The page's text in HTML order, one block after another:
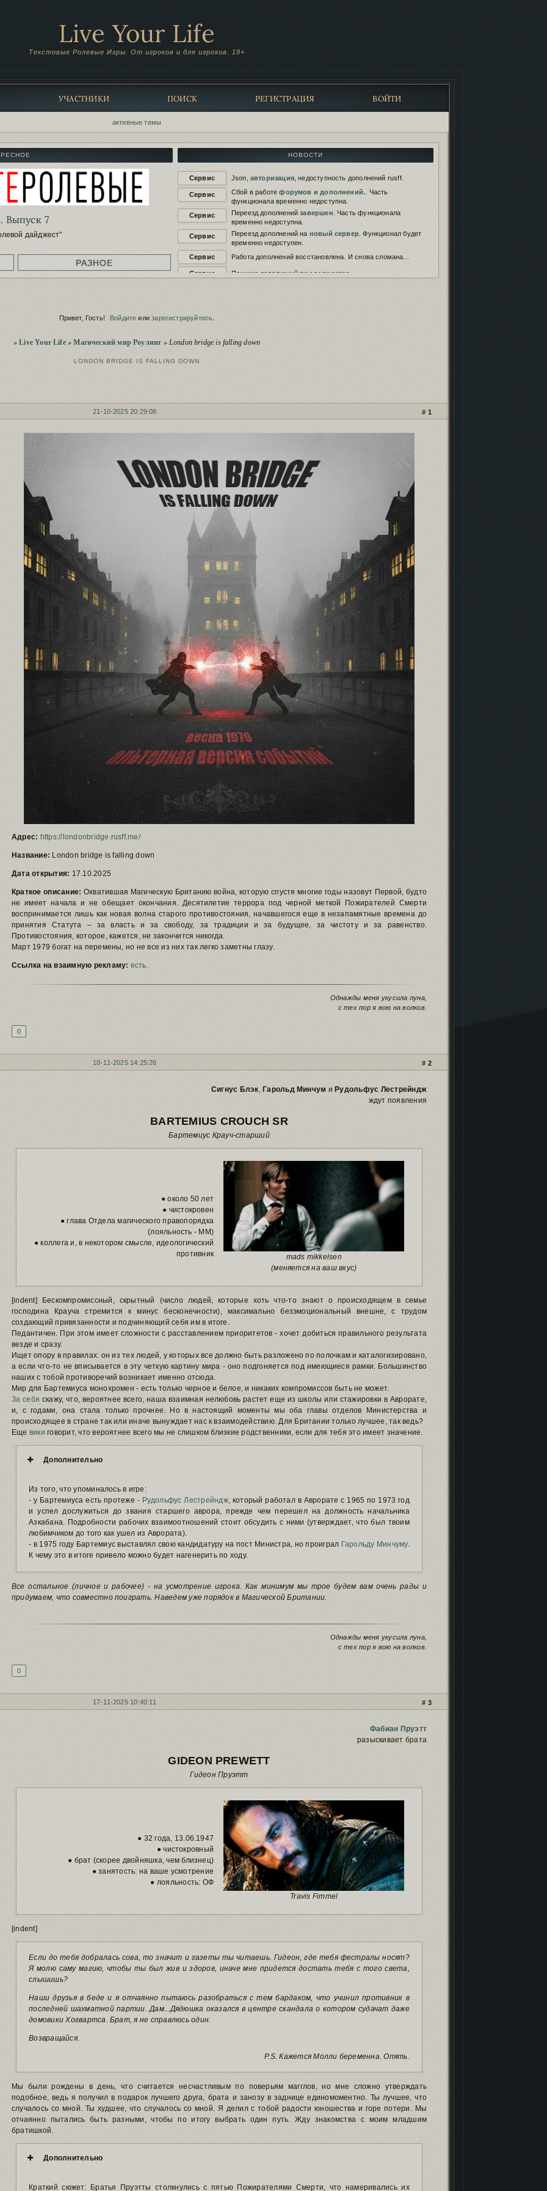
Live Your Life
Текстовые Ролевые Игры. От игроков и для игроков. 18+
УЧАСТНИКИ ПОИСК РЕГИСТРАЦИЯ ВОЙТИ
активные темы
НОВОСТИ
Сервис Json, авторизация, недоступность дополнений rusff.
Сервис Сбой в работефорумов и дополнений. . Часть
функционала временно недоступна.
Сервис
Переезд дополненийзавершен . Часть функционала
временно недоступна.
Сервис
Переезд дополнений на новый сервер . Функционал будет
временно недоступен.
Сервис
Работа дополнений восстановлена. И снова сломана...
Сервис Починка дополненийпродолжается
Сервис Чистка заброшенных форумов
Выпуск 7
дайджест"
РАЗНОЕ
Привет, Гость! Войдите илизарегистрируйтесь
»Live Your Life »Магический мир Роулинг » London bridge is falling down
LONDON BRIDGE IS FALLING DOWN
1
21-10-2025 20:29:08
Адрес: https://londonbridge.rusff.me/
Название: London bridge is falling down
Дата открытия: 17.10.2025
Краткое описание: Охватившая Магическую Британию война, которую спустя многие годы назовут Первой, будто
не имеет начала и не обещает окончания. Десятилетие террора под черной меткой Пожирателей Смерти
воспринимается лишь как новая волна старого противостояния, начавшегося еще в незапамятные времена до
принятия Статута – за власть и за свободу, за традиции и за будущее, за чистоту и за равенство.
Противостояния, которое, кажется, не закончится никогда.
Март 1979 богат на перемены, но не все из них так легко заметны глазу.
Ссылка на взаимную рекламу: есть.
Однажды меня укусила луна,
с тех пор я вою на волков.
0
2
10-11-2025 14:25:26
Сигнус Блэк, Гарольд Минчум и Рудольфус Лестрейндж
ждут появления
BARTEMIUS CROUCH SR
Бартемиус Крауч-старший
● около 50 лет
● чистокровен
● глава Отдела магического правопорядка
(лояльность - ММ)
● коллега и, в некотором смысле, идеологический
противник
mads mikkelsen
(меняется на ваш вкус)
[indent] Бескомпромиссный, скрытный (число людей, которые хоть что-то знают о происходящем в семье
господина Крауча стремится к минус бесконечности), максимально безэмоциональный внешне, с трудом
создающий привязанности и подчиняющий себя им в итоге.
Педантичен. При этом имеет сложности с расставлением приоритетов - хочет добиться правильного результата
везде и сразу.
Ищет опору в правилах: он из тех людей, у которых все должно быть разложено по полочкам и каталогизировано,
а если что-то не вписывается в эту четкую картину мира - оно подгоняется под имеющиеся рамки. Большинство
наших с тобой противоречий возникает именно отсюда.
Мир для Бартемиуса монохромен - есть только черное и белое, и никаких компромиссов быть не может.
За себя скажу, что, вероятнее всего, наша взаимная нелюбовь растет еще из школы или стажировки в Аврорате,
и, с годами, она стала только прочнее. Но в настоящий моменты мы оба главы отделов Министерства и
происходящее в стране так или иначе вынуждает нас к взаимодействию. Для Британии только лучшее, так ведь?
Еще вики говорит, что вероятнее всего мы не слишком близкие родственники, если для тебя это имеет значение.
Дополнительно
Из того, что упоминалось в игре:
- у Бартемиуса есть протеже - Рудольфус Лестрейндж, который работал в Аврорате с 1965 по 1973 год
и успел дослужиться до звания старшего аврора, прежде чем перешел на должность начальника
Азкабана. Подробности рабочих взаимоотношений стоит обсудить с ними (утверждает, что был твоим
любимчиком до того как ушел из Аврората).
- в 1975 году Бартемиус выставлял свою кандидатуру на пост Министра, но проиграл Гарольду Минчуму.
К чему это в итоге привело можно будет нагенерить по ходу.
Все остальное (личное и рабочее) - на усмотрение игрока. Как минимум мы трое будем вам очень рады и
придумаем, что совместно поиграть. Наведем уже порядок в Магической Британии.
Однажды меня укусила луна,
с тех пор я вою на волков.
0
3
17-11-2025 10:40:11
Фабиан Пруэтт
разыскивает брата
GIDEON PREWETT
Гидеон Пруэтт
● 32 года, 13.06.1947
● чистокровный
● брат (скорее двойняшка, чем близнец)
● занятость: на ваше усмотрение
● лояльность: ОФ
Travis Fimmel
[indent]
Если до тебя добралась сова, то значит и газеты ты читаешь. Гидеон, где тебя фестралы носят?
Я молю саму магию, чтобы ты был жив и здоров, иначе мне придется достать тебя с того света,
слышишь?
Наши друзья в беде и я отчаянно пытаюсь разобраться с тем бардаком, что учинил противник в
последней шахматной партии. Дам...Дядюшка оказался в центре скандала о котором судачат даже
домовики Хогвартса. Брат, я не справлюсь один.
Возвращайся.
P.S. Кажется Молли беременна. Опять.
Мы были рождены в день, что считается несчастливым по поверьям магглов, но мне сложно утверждать
подобное, ведь я получил в подарок лучшего друга, брата и занозу в заднице единомоментно. Ты лучшее, что
случалось со мной. Ты худшее, что случалось со мной. Я делил с тобой радости юношества и горе потери. Мы
отчаянно пытались быть разными, чтобы по итогу выбрать один путь. Жду знакомства с моим младшим
братишкой.
Дополнительно
Краткий сюжет: Братья Пруэтты столкнулись с пятью Пожирателями Смерти, что намеривались их